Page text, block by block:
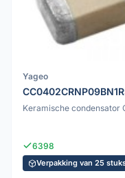
Yageo
Keramische condensator
6398
Verpakking van 25